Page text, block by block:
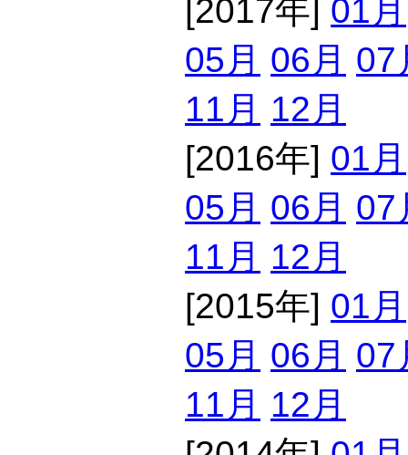
[2017年] 01月
05月 06月 07
11月 12月
[2016年] 01月
05月 06月 07
11月 12月
[2015年] 01月
05月 06月 07
11月 12月